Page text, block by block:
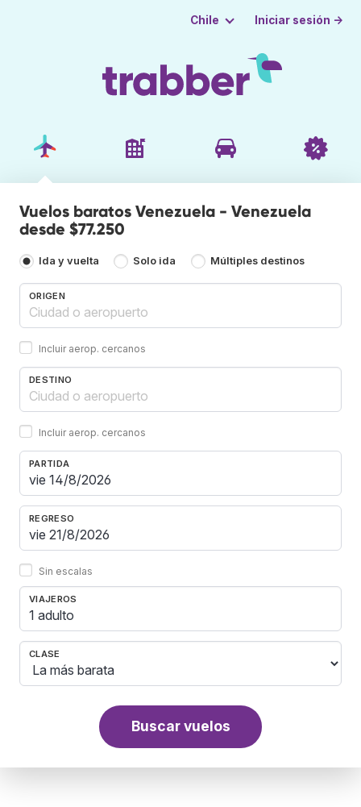
Chile Iniciar sesión →
Vuelos baratos Venezuela - Venezuela
desde $77.250
Ida y vuelta Solo ida Múltiples destinos
ORIGEN
Incluir aerop. cercanos
DESTINO
Incluir aerop. cercanos
PARTIDA
REGRESO
Sin escalas
VIAJEROS
1 adulto
CLASE
Buscar vuelos